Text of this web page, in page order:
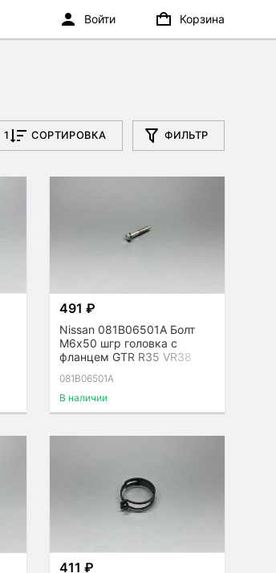
1 СОРТИРОВКА ФИЛЬТР
491 ₽
Nissan 081B06501A Болт
М6х50 шгр головка с
фланцем GTR R35 VR38
081B06501A
В наличии
411 ₽
Войти Корзина